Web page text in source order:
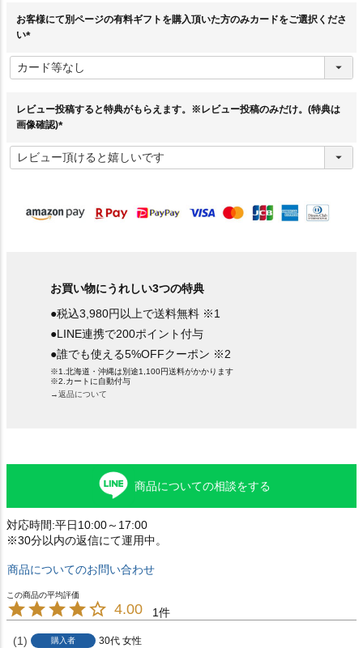
お客様にて別ページの有料ギフトを購入頂いた方のみカードをご選択くださ
い
必
須
レビュー投稿すると特典がもらえます。※レビュー投稿のみだけ。(特典は
画像確認)
必
須
お買い物にうれしい3つの特典
●税込3,980円以上で送料無料 ※1
●LINE連携で200ポイント付与
●誰でも使える5%OFFクーポン ※2
※1.北海道・沖縄は別途1,100円送料がかかります
※2.カートに自動付与
→返品について
商品についての相談をする
対応時間:平日10:00～17:00
※30分以内の返信にて運用中。
商品についてのお問い合わせ
4.00 1
1 購入者 30代 女性